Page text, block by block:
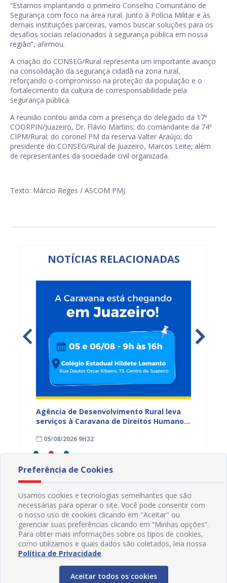
“Estamos implantando o primeiro Conselho Comunitário de
Segurança com foco na área rural. Junto à Polícia Militar e às
demais instituições parceiras, vamos buscar soluções para os
desafios sociais relacionados à segurança pública em nossa
região”, afirmou.
A criação do CONSEG/Rural representa um importante avanço
na consolidação da segurança cidadã na zona rural,
reforçando o compromisso na proteção da população e o
fortalecimento da cultura de corresponsabilidade pela
segurança pública.
A reunião contou ainda com a presença do delegado da 17ª
COORPIN/Juazeiro, Dr. Flávio Martins; do comandante da 74ª
CIPM/Rural; do coronel PM da reserva Valter Araújo; do
presidente do CONSEG/Rural de Juazeiro, Marcos Leite; além
de representantes da sociedade civil organizada.
Texto: Márcio Reges / ASCOM PMJ
NOTÍCIAS RELACIONADAS
Agência de Desenvolvimento Rural leva
serviços à Caravana de Direitos Humanos
05/08/2026 9H32
Preferência de Cookies
Usamos cookies e tecnologias semelhantes que são
necessárias para operar o site. Você pode consentir com
o nosso uso de cookies clicando em "Aceitar" ou
gerenciar suas preferências clicando em “Minhas opções”.
Para obter mais informações sobre os tipos de cookies,
como utilizamos e quais dados são coletados, leia nossa
Política de Privacidade.
Aceitar todos os cookies